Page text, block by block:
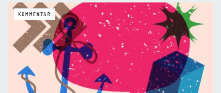
KOMMENTAR